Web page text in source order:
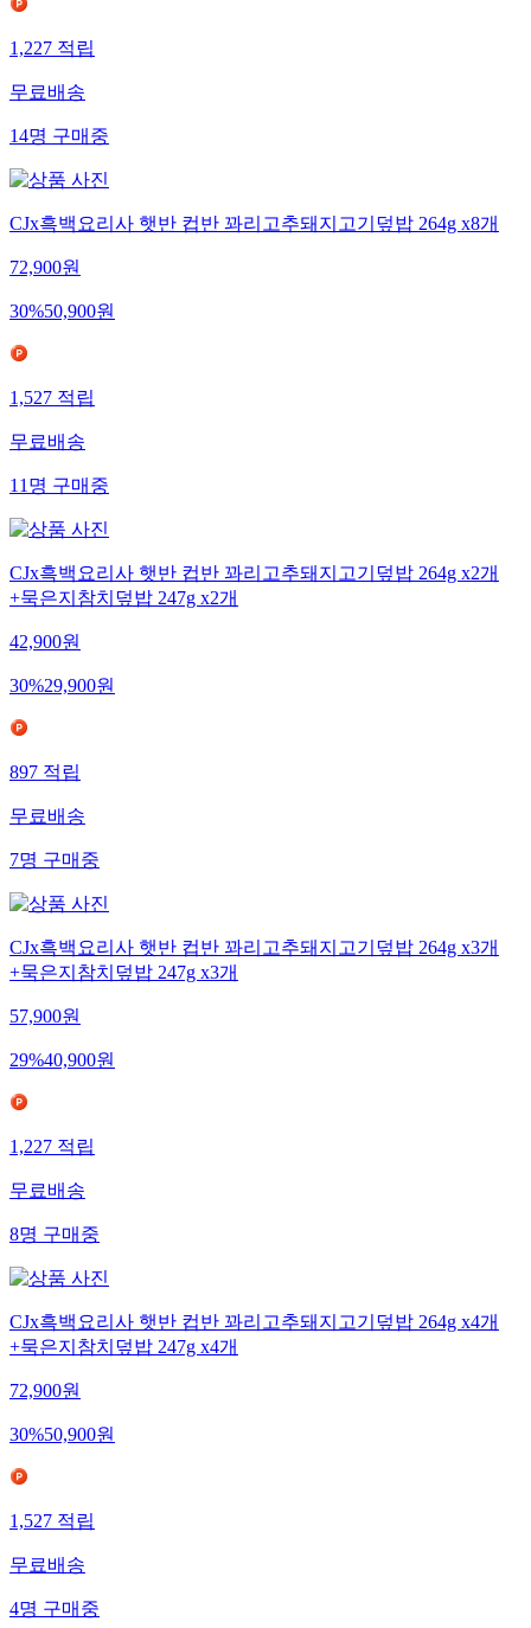
1,227적립
무료배송
14명구매중
CJx흑백요리사 햇반 컵반 꽈리고추돼지고기덮밥 264g x8개
72,900원
30%50,900원
1,527적립
무료배송
11명구매중
CJx흑백요리사 햇반 컵반 꽈리고추돼지고기덮밥 264g x2개
+묵은지참치덮밥 247g x2개
42,900원
30%29,900원
897적립
무료배송
7명구매중
CJx흑백요리사 햇반 컵반 꽈리고추돼지고기덮밥 264g x3개
+묵은지참치덮밥 247g x3개
57,900원
29%40,900원
1,227적립
무료배송
8명구매중
CJx흑백요리사 햇반 컵반 꽈리고추돼지고기덮밥 264g x4개
+묵은지참치덮밥 247g x4개
72,900원
30%50,900원
1,527적립
무료배송
4명구매중